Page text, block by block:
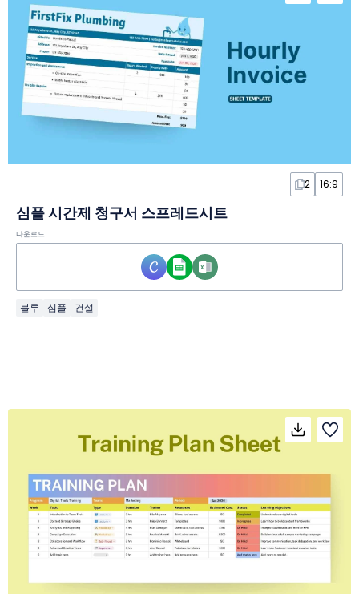
2 16:9
심플 시간제 청구서 스프레드시트
다운로드
블루 심플 건설